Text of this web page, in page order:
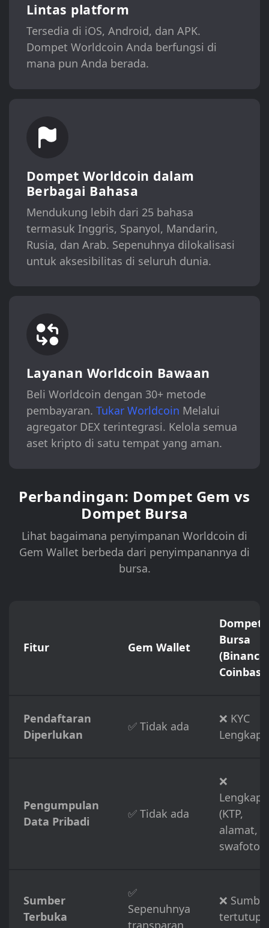
Lintas platform
Tersedia di iOS, Android, dan APK.
Dompet Worldcoin Anda berfungsi di
mana pun Anda berada.
Dompet Worldcoin dalam
Berbagai Bahasa
Mendukung lebih dari 25 bahasa
termasuk Inggris, Spanyol, Mandarin,
Rusia, dan Arab. Sepenuhnya dilokalisasi
untuk aksesibilitas di seluruh dunia.
Layanan Worldcoin Bawaan
Beli Worldcoin dengan 30+ metode
pembayaran. Tukar Worldcoin Melalui
agregator DEX terintegrasi. Kelola semua
aset kripto di satu tempat yang aman.
Perbandingan: Dompet Gem vs
Dompet Bursa
Lihat bagaimana penyimpanan Worldcoin di
Gem Wallet berbeda dari penyimpanannya di
bursa.
Fitur Gem Wallet
Dompet
Bursa
(Binance,
Pendaftaran
Diperlukan
✅ Tidak ada
❌ KYC
Lengkap
Pengumpulan
Data Pribadi
✅ Tidak ada
❌
Lengkap
(KTP,
alamat,
swafoto)
Sumber
Terbuka
✅
Sepenuhnya
transparan
❌
tertutup